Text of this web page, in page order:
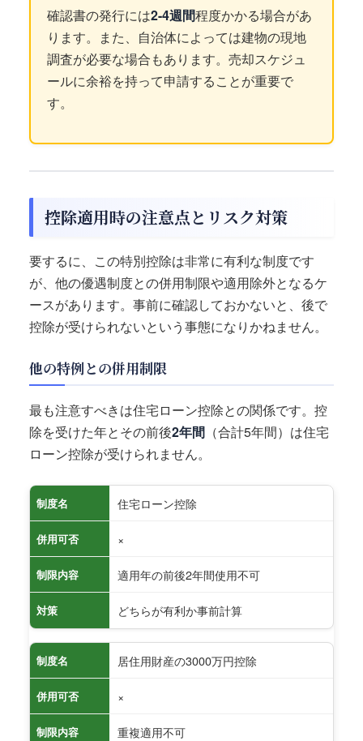
確認書の発行には2-4週間程度かかる場合があ
ります。また、自治体によっては建物の現地
調査が必要な場合もあります。売却スケジュ
ールに余裕を持って申請することが重要で
す。
控除適用時の注意点とリスク対策
要するに、この特別控除は非常に有利な制度です
が、他の優遇制度との併用制限や適用除外となるケ
ースがあります。事前に確認しておかないと、後で
控除が受けられないという事態になりかねません。
他の特例との併用制限
最も注意すべきは住宅ローン控除との関係です。控
除を受けた年とその前後2年間 （合計5年間）は住宅
ローン控除が受けられません。
制度名 住宅ローン控除
併用可否 ×
制限内容 適用年の前後2年間使用不可
対策 どちらが有利か事前計算
制度名 居住用財産の3000万円控除
併用可否 ×
制限内容 重複適用不可